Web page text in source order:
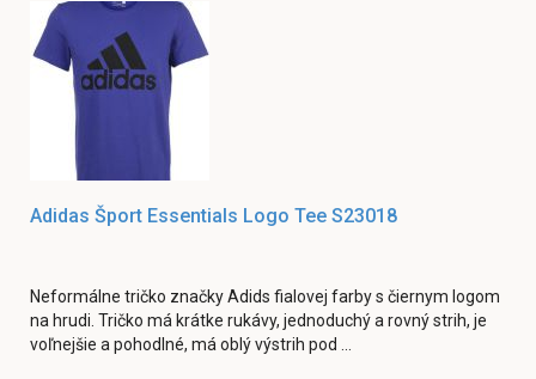
Adidas Šport Essentials Logo Tee S23018
Neformálne tričko značky Adids fialovej farby s čiernym logom
na hrudi. Tričko má krátke rukávy, jednoduchý a rovný strih, je
voľnejšie a pohodlné, má oblý výstrih pod ...